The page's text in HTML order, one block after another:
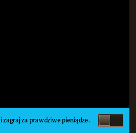
i zagraj za prawdziwe pieniądze.